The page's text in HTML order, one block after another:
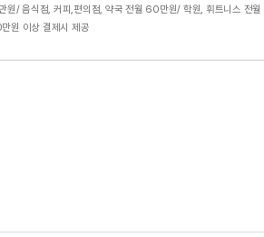
원/ 음식점, 커피,편의점, 약국 전월 60만원/ 학원, 휘트니스 전
원 이상 결제시 제공